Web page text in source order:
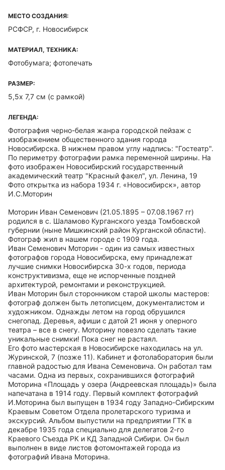
МЕСТО СОЗДАНИЯ:
РСФСР, г. Новосибирск
МАТЕРИАЛ, ТЕХНИКА:
Фотобумага; фотопечать
РАЗМЕР:
5,5х 7,7 см (с рамкой)
ЛЕГЕНДА:
Фотография черно-белая жанра городской пейзаж с
изображением общественного здания города
Новосибирска. В нижнем правом углу надпись: "Гостеатр".
По периметру фотографии рамка переменной ширины. На
фото изображен Новосибирский государственный
академический театр "Красный факел", ул. Ленина, 19
Фото открытка из набора 1934 г. «Новосибирск», автор
И.С.Моторин
Моторин Иван Семенович (21.05.1895 – 07.08.1967 гг)
родился в с. Шаламово Курганского уезда Томбовской
губернии (ныне Мишкинский район Курганской области).
Фотограф жил в нашем городе с 1909 года.
Иван Семенович Моторин - один из самых известных
фотографов города Новосибирска, ему принадлежат
лучшие снимки Новосибирска 30-х годов, периода
конструктивизма, еще не испорченные поздней
архитектурой, ремонтами и реконструкцией.
Иван Моторин был сторонником старой школы мастеров:
фотограф должен быть летописцем, документалистом и
художником. Однажды летом на город обрушился
снегопад. Деревья, афиши с датой 21 июня у оперного
театра – все в снегу. Моторину повезло сделать такие
уникальные снимки! Пока снег не растаял.
Его фото мастерская в Новосибирске находилась на ул.
Журинской, 7 (позже 11). Кабинет и фотолаборатория были
главной радостью для Ивана Семеновича. Он работал там
часами. Одна из первых, сохранившихся фотографий
Моторина «Площадь у озера (Андреевская площадь)» была
напечатана в 1914 году. Первый комплект фотографий
И.Моторина был выпущен в 1934 году Западно-Сибирским
Краевым Советом Отдела пролетарского туризма и
экскурсий. Альбом выпустили на предприятии ГТК в
декабре 1935 года специально для делегатов 2-го
Краевого Съезда РК и КД Западной Сибири. Он был
выполнен в виде листов фотомонтажей города из
фотографий Ивана Моторина.